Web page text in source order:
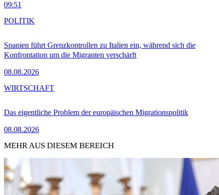
09:51
Spanien führt Grenzkontrollen zu Italien ein, während sich die
Konfrontation um die Migranten verschärft
08.08.2026
POLITIK
Das eigentliche Problem der europäischen Migrationspolitik
08.08.2026
WIRTSCHAFT
MEHR AUS DIESEM BEREICH